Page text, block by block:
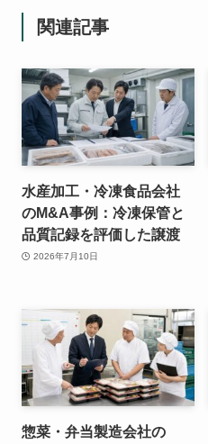
関連記事
水産加工・冷凍食品会社
のM&A事例：冷凍保管と
品質記録を評価した譲渡
2026年7月10日
惣菜・弁当製造会社の